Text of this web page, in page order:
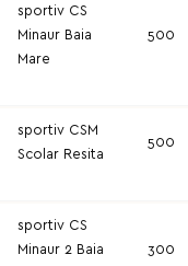
sportiv CS
Minaur Baia
Mare
500
sportiv CSM
Scolar Resita
500
sportiv CS
Minaur 2 Baia
300